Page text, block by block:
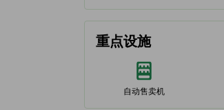
重点设施
自动售卖机